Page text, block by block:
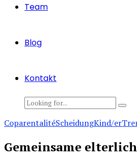
Team
Blog
Kontakt
CoparentalitéScheidungKind/er
Gemeinsame